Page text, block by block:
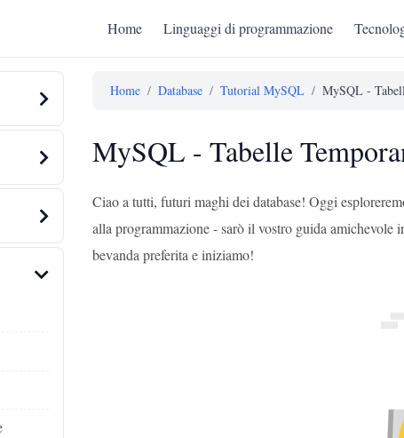
Home Linguaggi di programmazione
Home / Database / Tutorial MySQL / MySQL -
MySQL - Tabelle
Ciao a tutti, futuri maghi dei database! Oggi
alla programmazione - sarò il vostro guida amichevole
bevanda preferita e iniziamo!